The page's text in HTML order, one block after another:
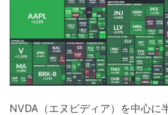
NVDA（エヌビディア）を中心に